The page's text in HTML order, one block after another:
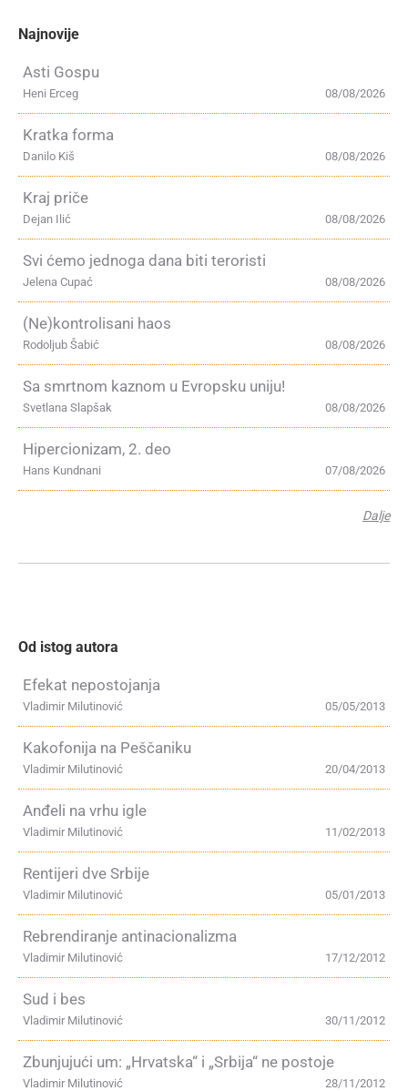
Najnovije
Asti Gospu
08/08/2026
Heni Erceg
Kratka forma
08/08/2026
Danilo Kiš
Kraj priče
08/08/2026
Dejan Ilić
Svi ćemo jednoga dana biti teroristi
08/08/2026
Jelena Cupać
(Ne)kontrolisani haos
08/08/2026
Rodoljub Šabić
Sa smrtnom kaznom u Evropsku uniju!
08/08/2026
Svetlana Slapšak
Hipercionizam, 2. deo
07/08/2026
Hans Kundnani
Dalje
Od istog autora
Efekat nepostojanja
05/05/2013
Vladimir Milutinović
Kakofonija na Peščaniku
20/04/2013
Vladimir Milutinović
Anđeli na vrhu igle
11/02/2013
Vladimir Milutinović
Rentijeri dve Srbije
05/01/2013
Vladimir Milutinović
Rebrendiranje antinacionalizma
17/12/2012
Vladimir Milutinović
Sud i bes
30/11/2012
Vladimir Milutinović
Zbunjujući um: „Hrvatska“ i „Srbija“ ne postoje
28/11/2012
Vladimir Milutinović